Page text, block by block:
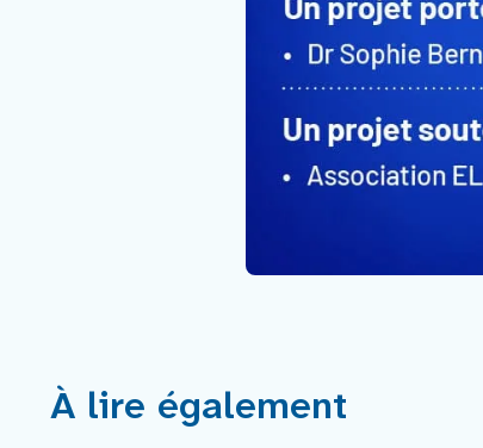
À lire également